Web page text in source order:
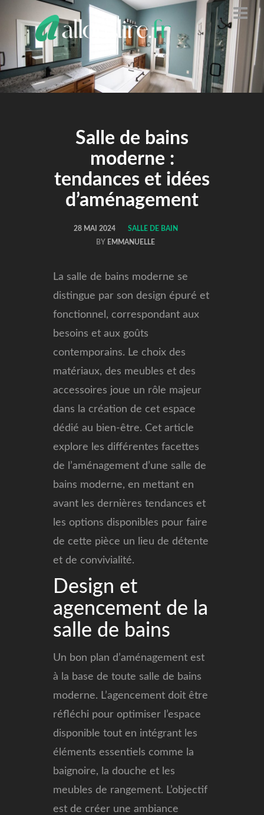
ALLONS
LIRE
Salle de bains
moderne :
tendances et idées
d’aménagement
28 MAI 2024
SALLE DE BAIN
BY EMMANUELLE
La salle de bains moderne se
distingue par son design épuré et
fonctionnel, correspondant aux
besoins et aux goûts
contemporains. Le choix des
matériaux, des meubles et des
accessoires joue un rôle majeur
dans la création de cet espace
dédié au bien-être. Cet article
explore les différentes facettes
de l’aménagement d’une salle de
bains moderne, en mettant en
avant les dernières tendances et
les options disponibles pour faire
de cette pièce un lieu de détente
et de convivialité.
Design et
agencement de la
salle de bains
Un bon plan d’aménagement est
à la base de toute salle de bains
moderne. L’agencement doit être
réfléchi pour optimiser l’espace
disponible tout en intégrant les
éléments essentiels comme la
baignoire, la douche et les
meubles de rangement. L’objectif
est de créer une ambiance